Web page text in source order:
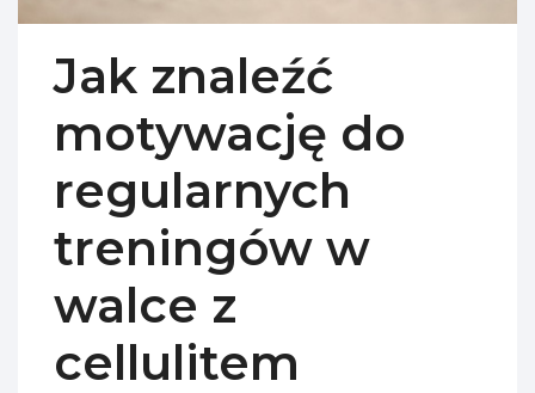
Jak znaleźć
motywację do
regularnych
treningów w
walce z
cellulitem